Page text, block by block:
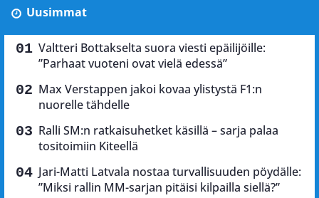
Uusimmat
Valtteri Bottakselta suora viesti epäilijöille:
”Parhaat vuoteni ovat vielä edessä”
Max Verstappen jakoi kovaa ylistystä F1:n
nuorelle tähdelle
Ralli SM:n ratkaisuhetket käsillä – sarja palaa
tositoimiin Kiteellä
Jari-Matti Latvala nostaa turvallisuuden pöydälle:
”Miksi rallin MM-sarjan pitäisi kilpailla siellä?”